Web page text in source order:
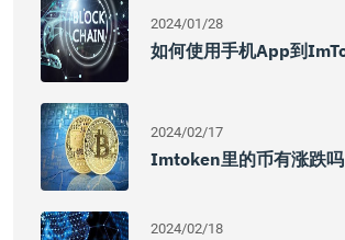
2024/01/28
如何使用手机app到
2024/02/17
Imtoken里的币有涨跌吗
2024/02/18